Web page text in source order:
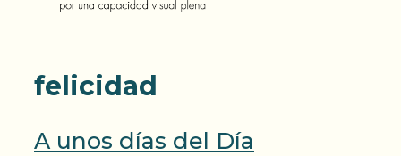
felicidad
A unos días del Día